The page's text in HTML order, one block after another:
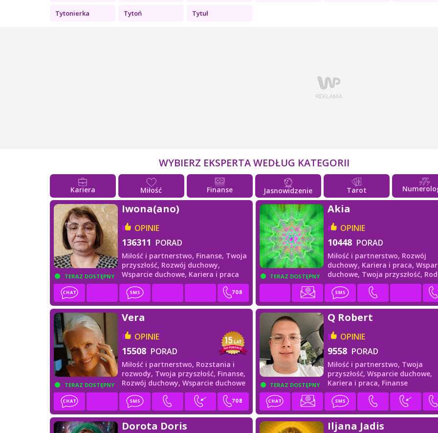
Tytonierka Tytoń Tytuł
WYBIERZ EKSPERTA WEDŁUG KATEGORII
Kariera Miłość Finanse Jasnowidzenie Tarot
TERAZ DOSTĘPNY
Iwona(ano)
OPINIE
136311 PORAD
Miłość i partnerstwo, Finanse, Twoja
przyszłość, Rozwój duchowy,
Wsparcie duchowe, Kariera i praca TERAZ DOSTĘPNY
Akia
OPINIE
10448 PORAD
Miłość i partnerstwo, Rozwój
duchowy, Kariera i praca,
duchowe, Twoja przyszłość,
i przyjaciele
TERAZ DOSTĘPNY
Vera
OPINIE
15508 PORAD
Miłość i partnerstwo, Rozstania i
rozwody, Twoja przyszłość, Finanse,
Rozwój duchowy,Wsparcie duchowe TERAZ DOSTĘPNY
Q Robert
OPINIE
9558 PORAD
Miłość i partnerstwo, Twoja
przyszłość, Wsparcie duchowe,
Kariera i praca, Finanse
Dorota Doris Iljana Jadis